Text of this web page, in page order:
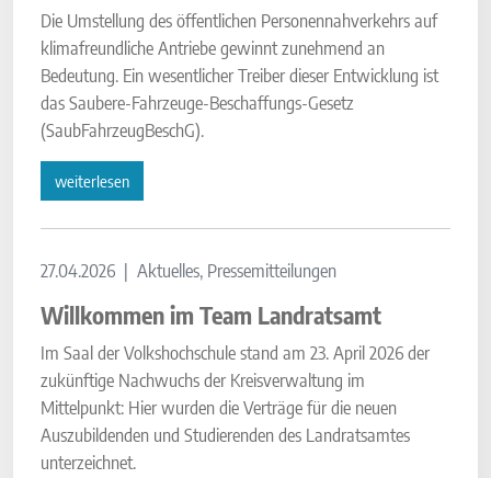
Die Umstellung des öffentlichen Personennahverkehrs auf
klimafreundliche Antriebe gewinnt zunehmend an
Bedeutung. Ein wesentlicher Treiber dieser Entwicklung ist
das Saubere-Fahrzeuge-Beschaffungs-Gesetz
(SaubFahrzeugBeschG).
weiterlesen
27.04.2026 Aktuelles, Pressemitteilungen
Willkommen im Team Landratsamt
Im Saal der Volkshochschule stand am 23. April 2026 der
zukünftige Nachwuchs der Kreisverwaltung im
Mittelpunkt: Hier wurden die Verträge für die neuen
Auszubildenden und Studierenden des Landratsamtes
unterzeichnet.